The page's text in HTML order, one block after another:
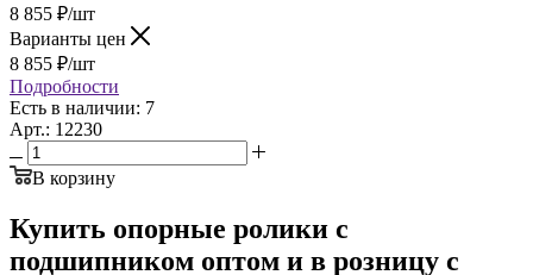
8 855 ₽/шт
Варианты цен
8 855 ₽/шт
Подробности
Есть в наличии: 7
Арт.: 12230
В корзину
Купить опорные ролики с
подшипником оптом и в розницу с